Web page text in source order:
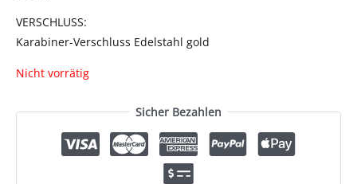
VERSCHLUSS:
Karabiner-Verschluss Edelstahl gold
Nicht vorrätig
Sicher Bezahlen